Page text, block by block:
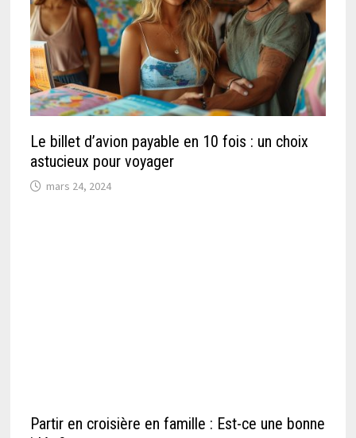
Le billet d’avion payable en 10 fois : un choix
astucieux pour voyager
mars 24, 2024
Partir en croisière en famille : Est-ce une bonne